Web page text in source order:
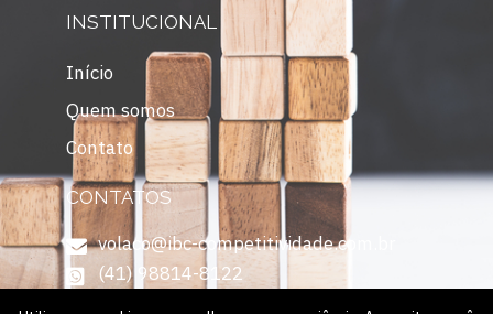
INSTITUCIONAL
Início
Quem somos
Contato
CONTATOS
volaco@ibc-competitividade.com.br
(41) 98814-8122